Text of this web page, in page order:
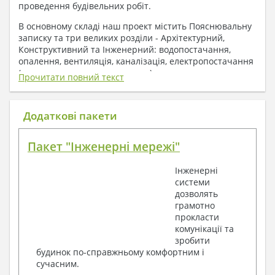
проведення будівельних робіт.
В основному складі наш проект містить Пояснювальну
записку та три великих розділи - Архітектурний,
Конструктивний та Інженерний: водопостачання,
опалення, вентиляція, каналізація, електропостачання
( купується за додаткову плату ).
1. До складу Архітектурного розділу
входять:
План покрівлі
Фасади з даними зовнішніх оздоблень
Елементи прорізів – специфікація
Дані перемичок – перетин та специфікація
Обсяги основних будівельних матеріалів
Архітектурні вузли в конструкціях
2. До складу Конструктивного розділу
входять:
Прочитати повний текст
Додаткові пакети
Пакет "Інженерні мережі"
Інженерні
системи
дозволять
грамотно
прокласти
комунікації та
зробити
будинок по-справжньому комфортним і
сучасним.